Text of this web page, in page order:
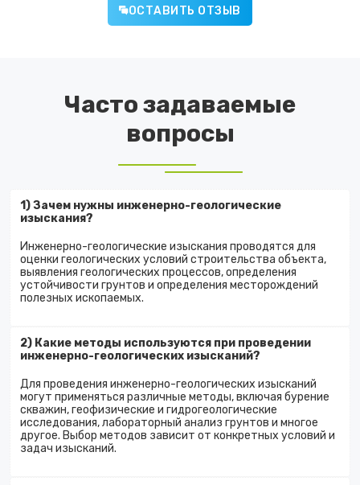
ОСТАВИТЬ ОТЗЫВ
Часто задаваемые
вопросы
1) Зачем нужны инженерно-геологические
изыскания?
Инженерно-геологические изыскания проводятся для
оценки геологических условий строительства объекта,
выявления геологических процессов, определения
устойчивости грунтов и определения месторождений
полезных ископаемых.
2) Какие методы используются при проведении
инженерно-геологических изысканий?
Для проведения инженерно-геологических изысканий
могут применяться различные методы, включая бурение
скважин, геофизические и гидрогеологические
исследования, лабораторный анализ грунтов и многое
другое. Выбор методов зависит от конкретных условий и
задач изысканий.